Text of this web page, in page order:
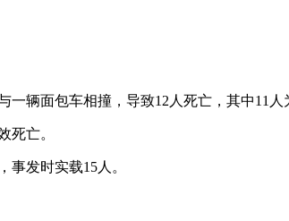
辆面包车相撞，导致12人死亡，其中11人
亡。
发时实载15人。